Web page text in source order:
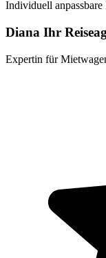
Individuell
Diana Ihr
Expertin für